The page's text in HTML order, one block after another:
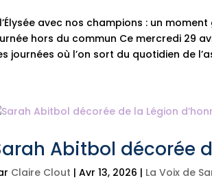
avec nos champions : un
hors du commun Ce mercredi 29
journées où l’on sort du quotidien de
Abitbol décorée
Claire Clout |Avr 13, 2026 | La Voix de